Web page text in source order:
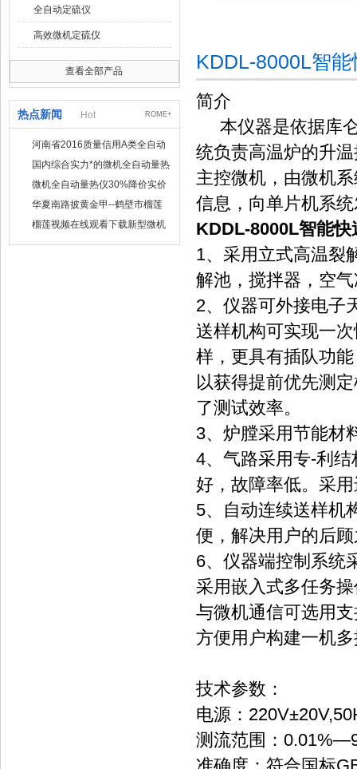
全自动定硫仪
高效微机定硫仪
查看全部产品
热点新闻 Hot ROME+
河南省2016质量信用A类全自动
量热仪
国内综合实力*的微机全自动量热
仪制造企业
微机全自动量热仪30%降价实价
出售
华夏南路披黄金甲--鹤壁市榴莲
视频在线观看下载仪器仪表有限
榴莲视频在线观看下载新型微机
KDDL-8000L智能
简介
本仪器是依据库仑
统负责高温炉的升温控
主控微机，由微机
信息，向单片机系
KDDL-8000L智能
1、采用立式高温裂
解池，搅拌器，空
2、仪器可外接电
送样机构可实现一次
样，更具有插队功
以获得提前优先测定
了测试效率。
3、炉膛采用节能材
4、气路采用专-利
好，故障率低。
5、自动连续送样机
便，解决用户的后顾
6、仪器端控制
采用嵌入式多任务操作
与微机通信可选用
方便用户构建一机
技术参数：
电源：
测流范围：